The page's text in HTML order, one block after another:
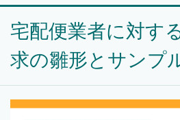
宅配便業者に対す
求の雛形とサンプ